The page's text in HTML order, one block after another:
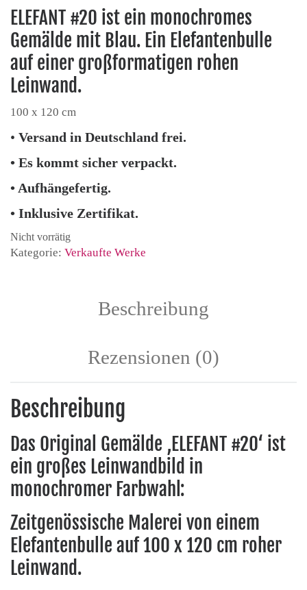
ELEFANT #20 ist ein monochromes
Gemälde mit Blau. Ein Elefantenbulle
auf einer großformatigen rohen
Leinwand.
100 x 120 cm
• Versand in Deutschland frei.
• Es kommt sicher verpackt.
• Aufhängefertig.
• Inklusive Zertifikat.
Nicht vorrätig
Kategorie: Verkaufte Werke
Beschreibung
Rezensionen (0)
Beschreibung
Das Original Gemälde ‚ELEFANT #20‘ ist
ein großes Leinwandbild in
monochromer Farbwahl:
Zeitgenössische Malerei von einem
Elefantenbulle auf 100 x 120 cm roher
Leinwand.